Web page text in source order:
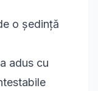
o ședință
adus cu